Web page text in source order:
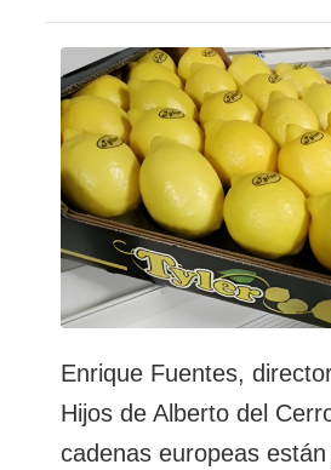
director
comercial
de
Hijos
de
Alberto
del
Cerro:
«La
parte
los
europeos
ya
han
cambiado
al
Enrique Fuentes,
Hijos de Alberto del
cadenas europeas están